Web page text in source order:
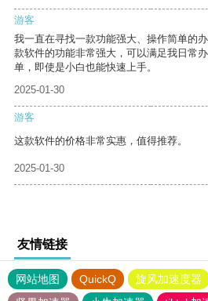
游客
我一直在寻找一款功能强大、操作简单的
款软件的功能非常强大，可以满足我日常
单，即使是小白也能快速上手。
2025-01-30
游客
这款软件的价格非常实惠，值得推荐。
2025-01-30
友情链接
网站地图 QuickQ 旋风加速度器